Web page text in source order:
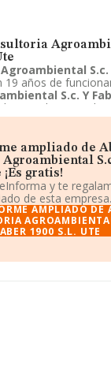
S.c.
19 años de
S.c. Y
social registrado
55 - BA 4,
n.c.o.p..Abril
Y Faber 1900 S.l.
temporal de
ampliado de
¡Es gratis!
y te
de esta empresa.
AMPLIADO DE
1900 S.L. UTE